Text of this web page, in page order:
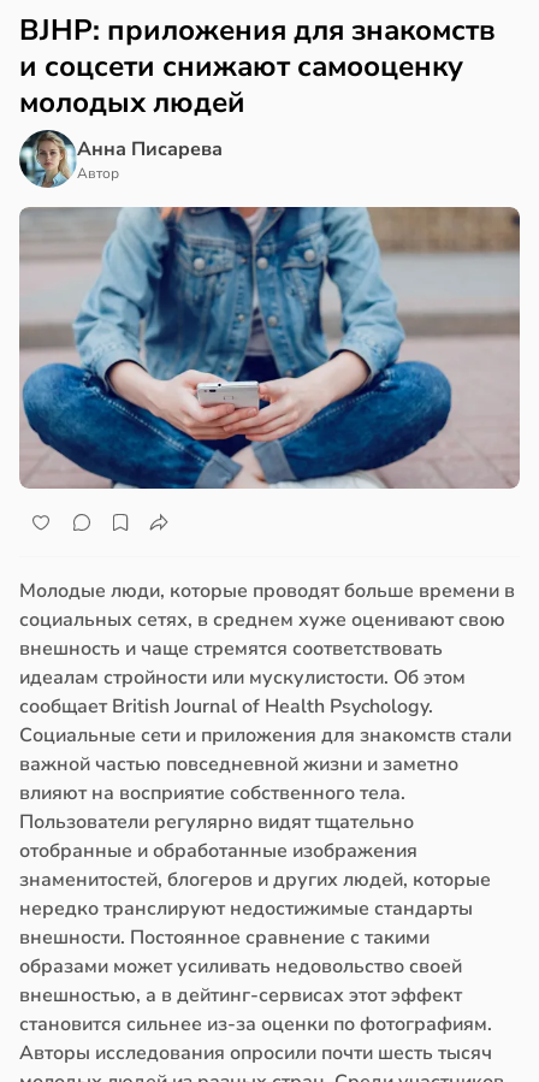
BJHP: приложения для знакомств
и соцсети снижают самооценку
молодых людей
Анна Писарева
Автор
Молодые люди, которые проводят больше времени в
социальных сетях, в среднем хуже оценивают свою
внешность и чаще стремятся соответствовать
идеалам стройности или мускулистости. Об этом
сообщает British Journal of Health Psychology.
Социальные сети и приложения для знакомств стали
важной частью повседневной жизни и заметно
влияют на восприятие собственного тела.
Пользователи регулярно видят тщательно
отобранные и обработанные изображения
знаменитостей, блогеров и других людей, которые
нередко транслируют недостижимые стандарты
внешности. Постоянное сравнение с такими
образами может усиливать недовольство своей
внешностью, а в дейтинг-сервисах этот эффект
становится сильнее из-за оценки по фотографиям.
Авторы исследования опросили почти шесть тысяч